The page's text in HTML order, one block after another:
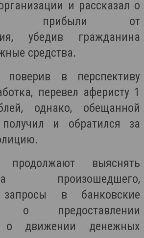
и рассказал о
прибыли от
убедив гражданина
средства.
поверив в перспективу
перевел аферисту 1
однако, обещанной
и обратился за
продолжают выяснять
произошедшего,
запросы в банковские
о предоставлении
о движении денежных